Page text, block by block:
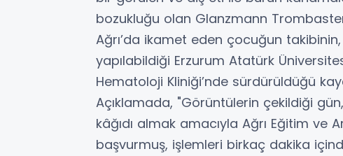
bozukluğu olan Glanzmann
Ağrı’da ikamet eden çocuğun
yapılabildiği Erzurum Atatürk
Hematoloji Kliniği’nde sürdürüldüğü
Açıklamada, "Görüntülerin çekildiği
kâğıdı almak amacıyla Ağrı Eğitim ve
başvurmuş, işlemleri birkaç dakika